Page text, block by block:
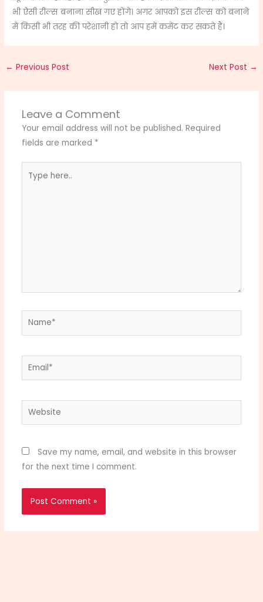
भी ऐसी रील्स बनाना सीख गए होंगे। अगर आपको इस रील्स को बनाने
में किसी भी तरह की परेशानी हो तो आप हमें कमेंट कर सकते हैं।
← Previous Post Next Post →
Leave a Comment
Your email address will not be published. Required
fields are marked *
here..
Name*
Email*
Website
Save my name, email, and website in this browser
for the next time I comment.